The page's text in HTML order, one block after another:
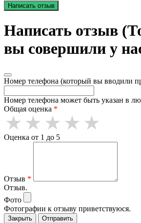
Написать отзыв
Написать отзыв
вы совершили у
Номер телефона (который вы вводили
Номер телефона может быть указан в
Общая оценка *
Оценка от 1 до 5
Отзыв *
Отзыв.
Фото
Фотографии к отзыву приветствуюся.
Закрыть Отправить